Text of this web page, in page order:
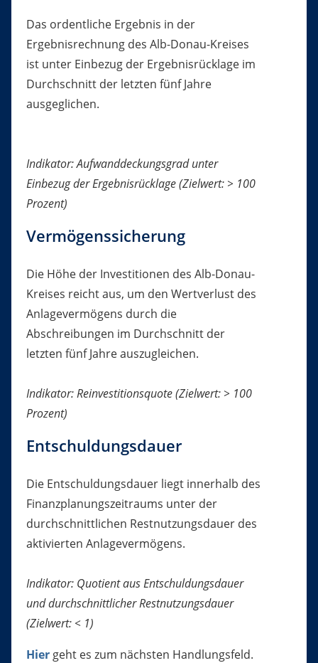
Das ordentliche Ergebnis in der
Ergebnisrechnung des Alb-Donau-Kreises
ist unter Einbezug der Ergebnisrücklage im
Durchschnitt der letzten fünf Jahre
ausgeglichen.
Indikator: Aufwanddeckungsgrad unter
Einbezug der Ergebnisrücklage (Zielwert: > 100
Prozent)
Vermögenssicherung
Die Höhe der Investitionen des Alb-Donau-
Kreises reicht aus, um den Wertverlust des
Anlagevermögens durch die
Abschreibungen im Durchschnitt der
letzten fünf Jahre auszugleichen.
Indikator: Reinvestitionsquote (Zielwert: > 100
Prozent)
Entschuldungsdauer
Die Entschuldungsdauer liegt innerhalb des
Finanzplanungszeitraums unter der
durchschnittlichen Restnutzungsdauer des
aktivierten Anlagevermögens.
Indikator: Quotient aus Entschuldungsdauer
und durchschnittlicher Restnutzungsdauer
(Zielwert: < 1)
Hiergeht es zum nächsten Handlungsfeld.